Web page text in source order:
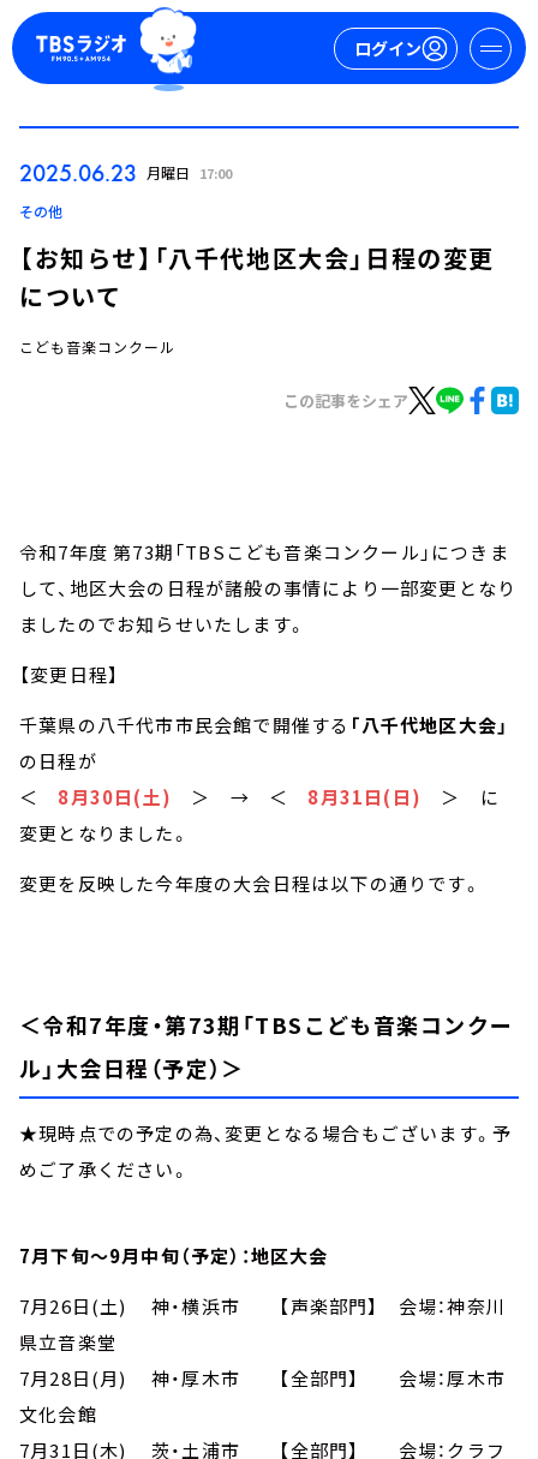
ログイン
お知らせ
イベント・グッズ
YouTube
会社情報
2025.06.23 月曜日 17:00
その他
【お知らせ】「八千代地区大会」日程の変更
について
こども音楽コンクール
この記事をシェア
令和7年度 第73期「TBSこども音楽コンクール」につきま
して、地区大会の日程が諸般の事情により一部変更となり
ましたのでお知らせいたします。
【変更日程】
千葉県の八千代市市民会館で開催する 「八千代地区大会」
の日程が
＜ 8月30日(土) ＞ → ＜ 8月31日(日) ＞ に
変更となりました。
変更を反映した今年度の大会日程は以下の通りです。
＜令和7年度・第73期「TBSこども音楽コンクー
ル」大会日程（予定）＞
★現時点での予定の為、変更となる場合もございます。予
めご了承ください。
7月下旬～9月中旬（予定）：地区大会
7月26日(土) 神・横浜市 【声楽部門】 会場：神奈川
県立音楽堂
7月28日(月) 神・厚木市 【全部門】 会場：厚木市
文化会館
7月31日(木) 茨・土浦市 【全部門】 会場：クラフ